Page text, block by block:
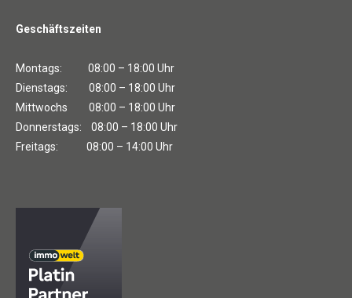
Geschäftszeiten
Montags: 08:00 – 18:00 Uhr
Dienstags: 08:00 – 18:00 Uhr
Mittwochs 08:00 – 18:00 Uhr
Donnerstags: 08:00 – 18:00 Uhr
Freitags: 08:00 – 14:00 Uhr